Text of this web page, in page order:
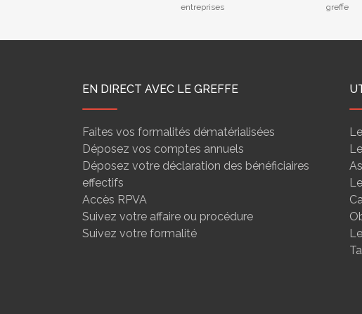
entreprises
greffe
EN DIRECT AVEC LE GREFFE
Faites vos formalités dématérialisées
Déposez vos comptes annuels
Déposez votre déclaration des bénéficiaires
effectifs
Accès RPVA
Suivez votre affaire ou procédure
Suivez votre formalité